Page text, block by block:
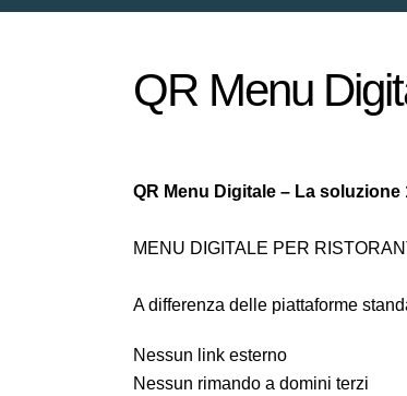
QR Menu
QR Menu Digitale – La
MENU DIGITALE PER
A differenza delle piattaforme
Nessun link esterno
Nessun rimando a domini terzi